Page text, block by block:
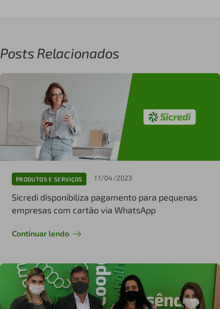
Posts Relacionados
PRODUTOS E SERVIÇOS 17/04/2023
Sicredi disponibiliza pagamento para pequenas
empresas com cartão via WhatsApp
Continuar lendo